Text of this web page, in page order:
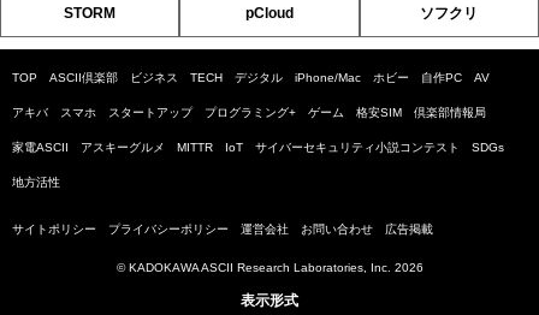
STORM pCloud ソフクリ
TOP ASCII倶楽部 ビジネス TECH デジタル iPhone/Mac ホビー 自作PC AV
アキバ スマホ スタートアップ プログラミング+ ゲーム 格安SIM 倶楽部情報局
家電ASCII アスキーグルメ MITTR IoT サイバーセキュリティ小説コンテスト SDGs
地方活性
サイトポリシー プライバシーポリシー 運営会社 お問い合わせ 広告掲載
© KADOKAWA ASCII Research Laboratories, Inc. 2026
表示形式